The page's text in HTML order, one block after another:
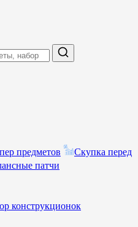
предметов
Скупка перед
патчи
конструкционок